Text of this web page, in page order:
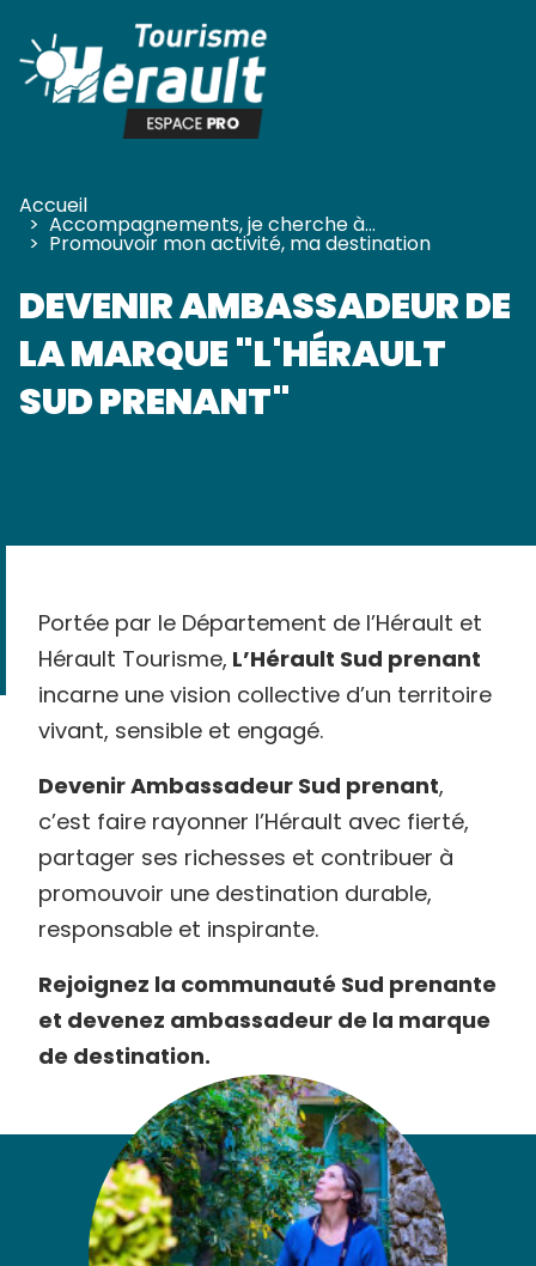
Accueil
> Accompagnements, je cherche à…
> Promouvoir mon activité, ma destination
DEVENIR AMBASSADEUR DE
LA MARQUE "L'HÉRAULT
SUD PRENANT"
Portée par le Département de l’Hérault et
Hérault Tourisme, L’Hérault Sud prenant
incarne une vision collective d’un territoire
vivant, sensible et engagé.
Devenir Ambassadeur Sud prenant,
c’est faire rayonner l’Hérault avec fierté,
partager ses richesses et contribuer à
promouvoir une destination durable,
responsable et inspirante.
Rejoignez la communauté Sud prenante
et devenez ambassadeur de la marque
de destination.